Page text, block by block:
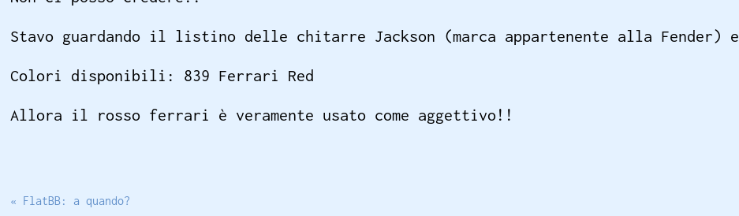
Stavo guardando il listino delle chitarre Jackson (marca appartenente alla Fender) e
Colori disponibili: 839 Ferrari Red
Allora il rosso ferrari è veramente usato come aggettivo!!
« FlatBB: a quando?